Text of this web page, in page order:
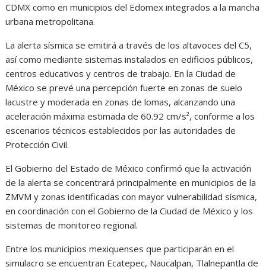
CDMX como en municipios del Edomex integrados a la mancha
urbana metropolitana.
La alerta sísmica se emitirá a través de los altavoces del C5,
así como mediante sistemas instalados en edificios públicos,
centros educativos y centros de trabajo. En la Ciudad de
México se prevé una percepción fuerte en zonas de suelo
lacustre y moderada en zonas de lomas, alcanzando una
aceleración máxima estimada de 60.92 cm/s², conforme a los
escenarios técnicos establecidos por las autoridades de
Protección Civil.
El Gobierno del Estado de México confirmó que la activación
de la alerta se concentrará principalmente en municipios de la
ZMVM y zonas identificadas con mayor vulnerabilidad sísmica,
en coordinación con el Gobierno de la Ciudad de México y los
sistemas de monitoreo regional.
Entre los municipios mexiquenses que participarán en el
simulacro se encuentran Ecatepec, Naucalpan, Tlalnepantla de